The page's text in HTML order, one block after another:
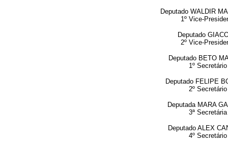
Deputado WALDIR
1º Vice-
Deputado
2º Vice-
Deputado BETO
1º Secretário
Deputado FELIPE
2º Secretário
Deputada MARA
3ª Secretária
Deputado ALEX
4º Secretário